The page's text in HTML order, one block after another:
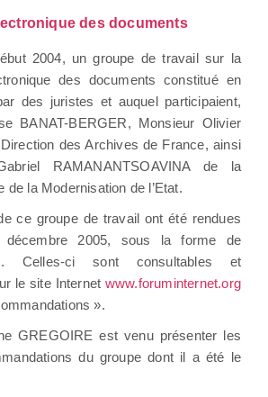
des documents
2004, un groupe de travail sur la
des documents constitué en
des juristes et auquel participaient,
BANAT-BERGER, Monsieur Olivier
des Archives de France, ainsi
RAMANANTSOAVINA de la
de la Modernisation de l’Etat.
ce groupe de travail ont été rendues
décembre 2005, sous la forme de
Celles-ci sont consultables et
le site Internet www.foruminternet.org
».
GREGOIRE est venu présenter les
du groupe dont il a été le